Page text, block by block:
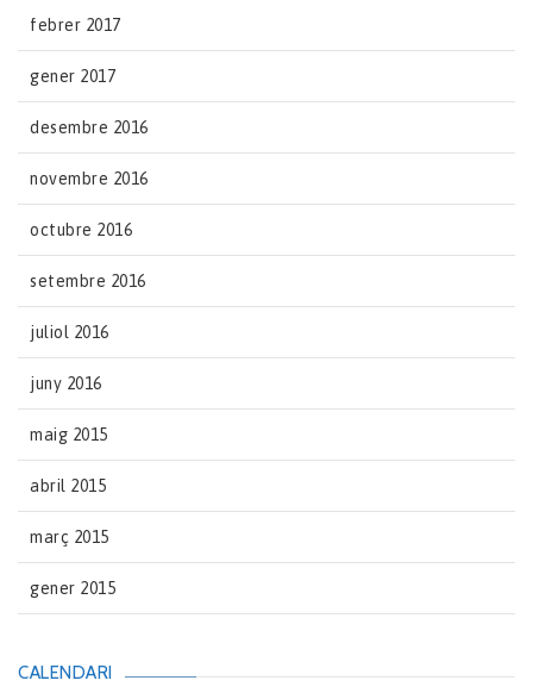
febrer 2017
gener 2017
desembre 2016
novembre 2016
octubre 2016
setembre 2016
juliol 2016
juny 2016
maig 2015
abril 2015
març 2015
gener 2015
CALENDARI